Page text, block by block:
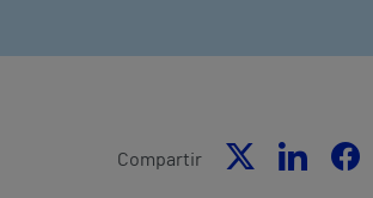
Compartir